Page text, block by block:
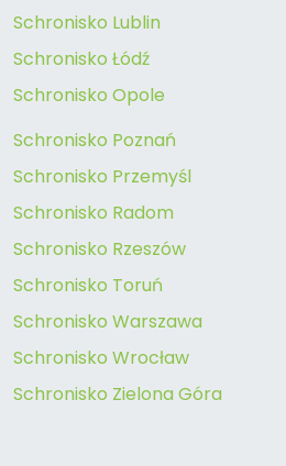
Schronisko Lublin
Schronisko Łódź
Schronisko Opole
Schronisko Poznań
Schronisko Przemyśl
Schronisko Radom
Schronisko Rzeszów
Schronisko Toruń
Schronisko Warszawa
Schronisko Wrocław
Schronisko Zielona Góra